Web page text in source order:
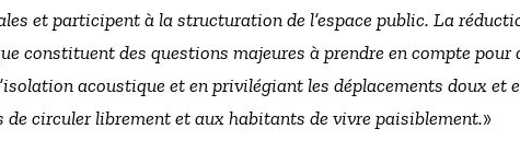
et participent à la structuration de l’espace public. La
constituent des questions majeures à prendre en compte pour
acoustique et en privilégiant les déplacements doux et
circuler librement et aux habitants de vivre paisiblement.»